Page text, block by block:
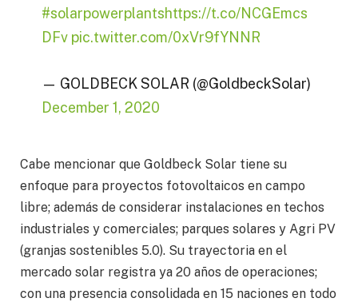
#solarpowerplantshttps://t.co/NCGEmcs
DFv pic.twitter.com/0xVr9fYNNR
— GOLDBECK SOLAR (@GoldbeckSolar)
December 1, 2020
Cabe mencionar que Goldbeck Solar tiene su
enfoque para proyectos fotovoltaicos en campo
libre; además de considerar instalaciones en techos
industriales y comerciales; parques solares y Agri PV
(granjas sostenibles 5.0). Su trayectoria en el
mercado solar registra ya 20 años de operaciones;
con una presencia consolidada en 15 naciones en todo